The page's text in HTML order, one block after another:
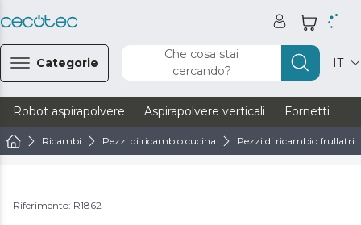
Categorie
Che cosa stai
cercando?
IT
Robot aspirapolvere Aspirapolvere verticali Fornetti
Ricambi Pezzi di ricambio cucina Pezzi di ricambio
Riferimento: R1862